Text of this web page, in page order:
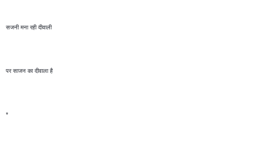
सजनी मना रही दीवाली
पर साजन का दीवाला है
*